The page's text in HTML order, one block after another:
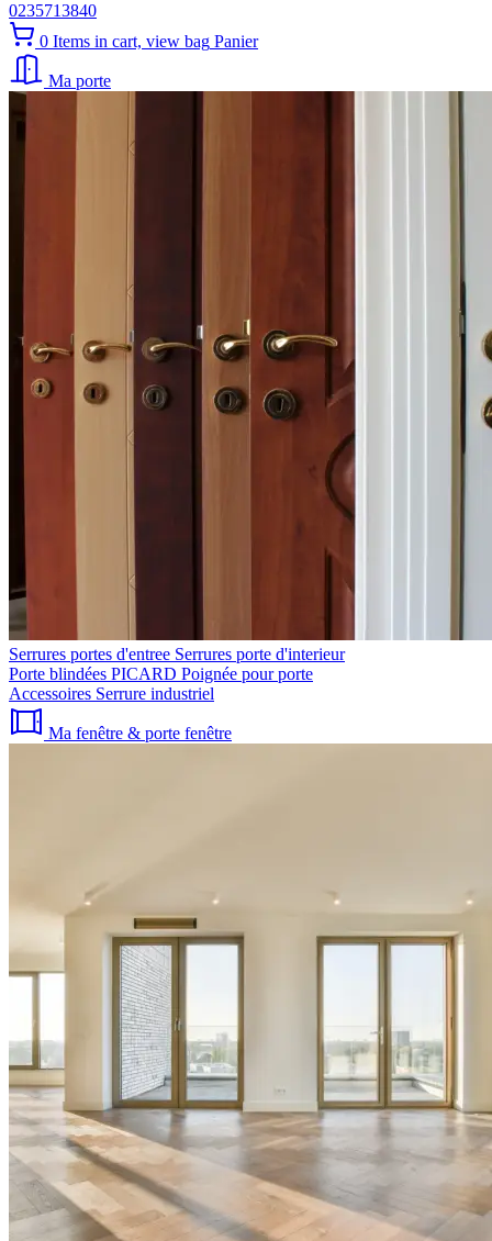
0235713840
0 Items in cart, view bag Panier
Ma porte
Serrures portes d'entree Serrures porte d'interieur
Porte blindées PICARD Poignée pour porte
Accessoires Serrure industriel
Ma fenêtre & porte fenêtre